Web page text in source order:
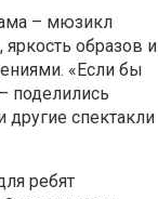
– мюзикл
образов и
«Если бы
поделились
другие спектакли
ребят